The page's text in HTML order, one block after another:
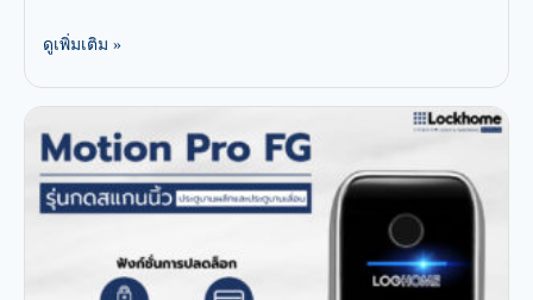
ดูเพิ่มเติม »